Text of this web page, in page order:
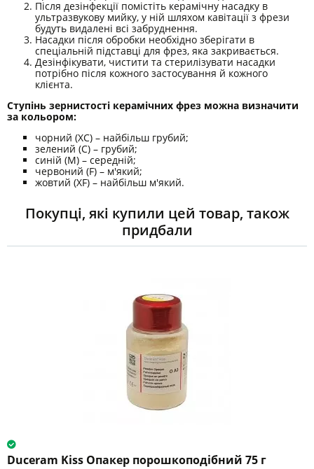
Після дезінфекції помістіть керамічну насадку в
ультразвукову мийку, у ній шляхом кавітації з фрези
будуть видалені всі забруднення.
Насадки після обробки необхідно зберігати в
спеціальній підставці для фрез, яка закривається.
Дезінфікувати, чистити та стерилізувати насадки
потрібно після кожного застосування й кожного
клієнта.
Ступінь зернистості керамічних фрез можна визначити
за кольором:
чорний (XC) – найбільш грубий;
зелений (C) – грубий;
синій (M) – середній;
червоний (F) – м'який;
жовтий (XF) – найбільш м'який.
Покупці, які купили цей товар, також
придбали
Duceram Kiss Опакер порошкоподібний 75 г